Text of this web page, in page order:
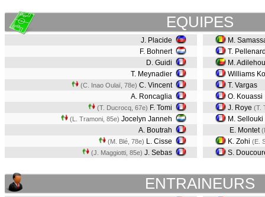
EQUIPES
J. Placide
F. Bohnert
D. Guidi
T. Meynadier
(C. Inao Oulaï, 78e) C. Vincent
A. Roncaglia
(T. Ducrocq, 67e) F. Tomi
(L. Tramoni, 85e) Jocelyn Janneh
A. Boutrah
(M. Blé, 78e) L. Cisse
(J. Maggiotti, 85e) J. Sebas
M.
T.
M.
Williams
T. Vargas
O. Kouassi
J. Roye (T.
M. Sellouki
E. Montet
K. Zohi (E.
S.
ENTRAINEURS